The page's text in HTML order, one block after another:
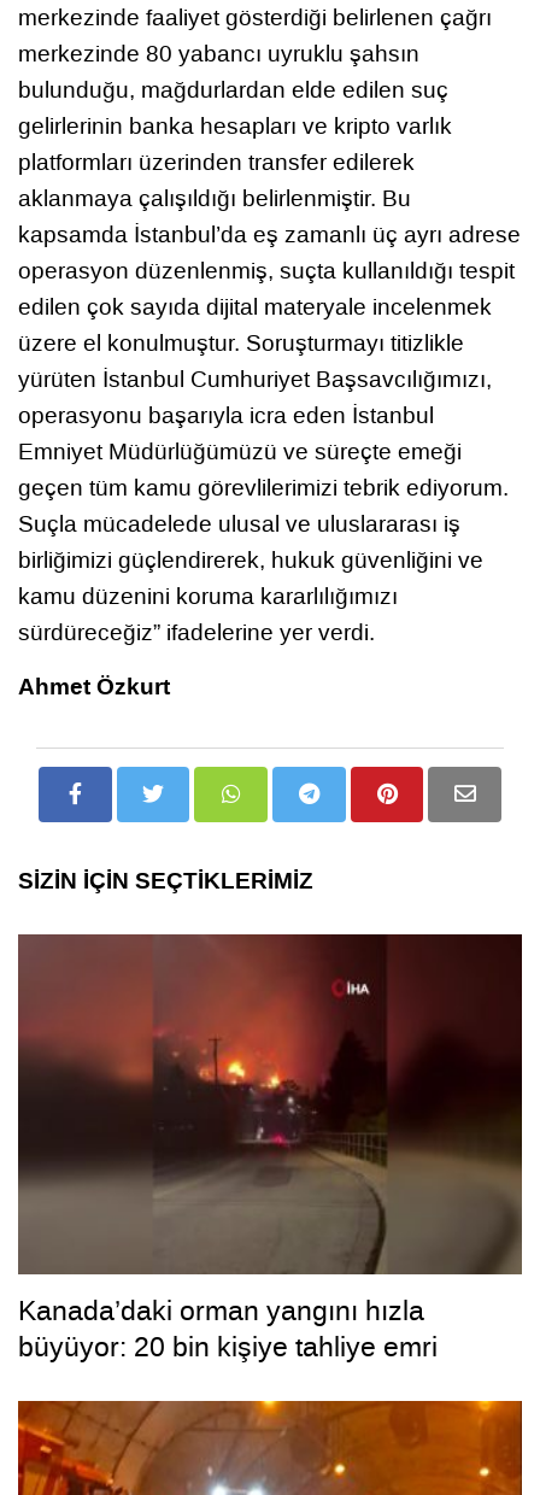
merkezinde faaliyet gösterdiği belirlenen çağrı
merkezinde 80 yabancı uyruklu şahsın
bulunduğu, mağdurlardan elde edilen suç
gelirlerinin banka hesapları ve kripto varlık
platformları üzerinden transfer edilerek
aklanmaya çalışıldığı belirlenmiştir. Bu
kapsamda İstanbul’da eş zamanlı üç ayrı adrese
operasyon düzenlenmiş, suçta kullanıldığı tespit
edilen çok sayıda dijital materyale incelenmek
üzere el konulmuştur. Soruşturmayı titizlikle
yürüten İstanbul Cumhuriyet Başsavcılığımızı,
operasyonu başarıyla icra eden İstanbul
Emniyet Müdürlüğümüzü ve süreçte emeği
geçen tüm kamu görevlilerimizi tebrik ediyorum.
Suçla mücadelede ulusal ve uluslararası iş
birliğimizi güçlendirerek, hukuk güvenliğini ve
kamu düzenini koruma kararlılığımızı
sürdüreceğiz” ifadelerine yer verdi.
Ahmet Özkurt
SİZİN İÇİN SEÇTİKLERİMİZ
Kanada’daki orman yangını hızla
büyüyor: 20 bin kişiye tahliye emri